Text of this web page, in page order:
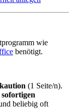
wie
benötigt.
(1 Seite/n).
sofortigen
beliebig oft